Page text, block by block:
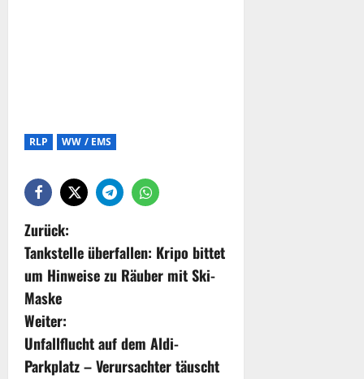
RLP WW / EMS
Zurück:
Tankstelle überfallen: Kripo bittet
um Hinweise zu Räuber mit Ski-
Maske
Weiter:
Unfallflucht auf dem Aldi-
Parkplatz – Verursachter täuscht